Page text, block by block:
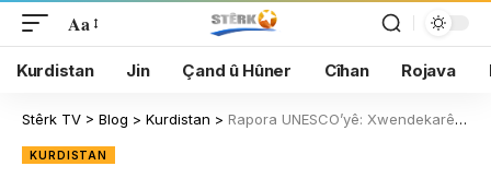
Aa
Kurdistan Jin Çand û Hûner Cîhan Rojava
Stêrk TV > Blog > Kurdistan > Rapora UNESCO’yê: Xwendekarên keç dubare di bîrkariyê de paş dikevin
KURDISTAN